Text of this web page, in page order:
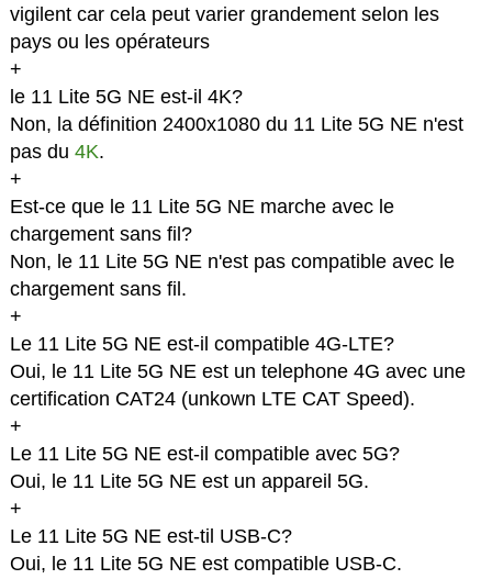
vigilent car cela peut varier grandement selon les
pays ou les opérateurs
+
le 11 Lite 5G NE est-il 4K?
Non, la définition 2400x1080 du 11 Lite 5G NE n'est
pas du 4K.
+
Est-ce que le 11 Lite 5G NE marche avec le
chargement sans fil?
Non, le 11 Lite 5G NE n'est pas compatible avec le
chargement sans fil.
+
Le 11 Lite 5G NE est-il compatible 4G-LTE?
Oui, le 11 Lite 5G NE est un telephone 4G avec une
certification CAT24 (unkown LTE CAT Speed).
+
Le 11 Lite 5G NE est-il compatible avec 5G?
Oui, le 11 Lite 5G NE est un appareil 5G.
+
Le 11 Lite 5G NE est-til USB-C?
Oui, le 11 Lite 5G NE est compatible USB-C.